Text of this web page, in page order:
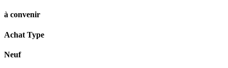
à convenir
Achat Type
Neuf